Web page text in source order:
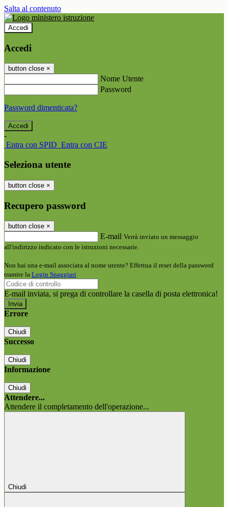
Salta al contenuto
Accedi
Accedi
button close ×
Nome Utente
Password
Password dimenticata?
-
Entra con SPID Entra con CIE
Seleziona utente
button close ×
Recupero password
button close ×
E-mail Verrà inviato un messaggio
all'indirizzo indicato con le istruzioni necessarie.
Non hai una e-mail associata al nome utente? Effettua il reset della password
tramite la Login Spaggiari
E-mail inviata, si prega di controllare la casella di posta elettronica!
Errore
Chiudi
Successo
Chiudi
Informazione
Chiudi
Attendere...
Attendere il completamento dell'operazione...
Chiudi